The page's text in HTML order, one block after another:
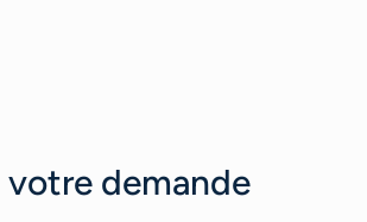
votre demande